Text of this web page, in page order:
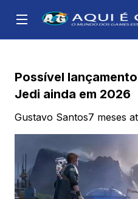
Possível
Jedi ainda em 2026
Gustavo Santos7 meses